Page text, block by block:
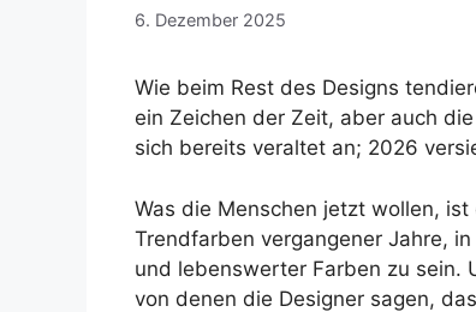
6. Dezember 2025
Wie beim Rest des Designs
ein Zeichen der Zeit, aber auch
sich bereits veraltet an; 2026
Was die Menschen jetzt wollen,
Trendfarben vergangener Jahre,
und lebenswerter Farben zu sein.
von denen die Designer sagen,